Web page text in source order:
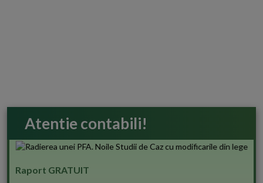
Atentie contabili!
Raport GRATUIT